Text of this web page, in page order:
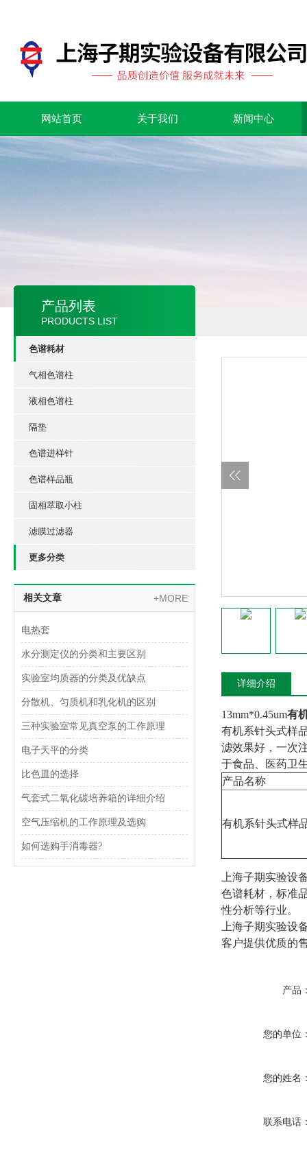
网站首页 关于我们 新闻中心
产品列表
PRODUCTS LIST
色谱耗材
气相色谱柱
液相色谱柱
隔垫
色谱进样针
色谱样品瓶
固相萃取小柱
滤膜过滤器
更多分类
相关文章 +MORE
电热套
水分测定仪的分类和主要区别
实验室均质器的分类及优缺点
分散机、匀质机和乳化机的区别
三种实验室常见真空泵的工作原理
电子天平的分类
比色皿的选择
气套式二氧化碳培养箱的详细介绍
空气压缩机的工作原理及选购
如何选购手消毒器?
详细介绍
13mm*0.45um有
有机系针头式样
滤效果好，一次
于食品、医药卫
产品名称
有机系针头式样
上海子期实验设
色谱耗材，标准
性分析等行业。
上海子期实验设
客户提供优质的
产品
您的单位
您的姓名
联系电话